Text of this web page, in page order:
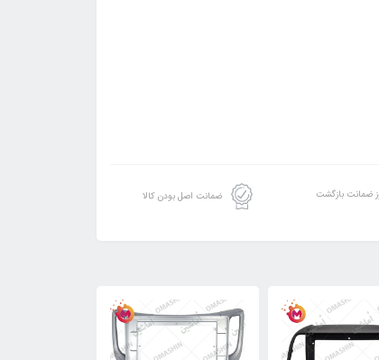
ضمانت اصل بودن کالا